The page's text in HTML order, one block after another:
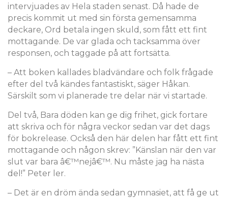
intervjuades av Hela staden senast. Då hade de
precis kommit ut med sin första gemensamma
deckare, Ord betala ingen skuld, som fått ett fint
mottagande. De var glada och tacksamma över
responsen, och taggade på att fortsätta.
– Att boken kallades bladvändare och folk frågade
efter del två kändes fantastiskt, säger Håkan.
Särskilt som vi planerade tre delar när vi startade.
Del två, Bara döden kan ge dig frihet, gick fortare
att skriva och för några veckor sedan var det dags
för bokrelease. Också den här delen har fått ett fint
mottagande och någon skrev: ”Känslan när den var
slut var bara â€™nejâ€™. Nu måste jag ha nästa
del!” Peter ler.
– Det är en dröm ända sedan gymnasiet, att få ge ut